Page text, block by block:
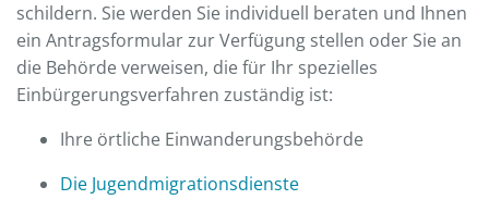
schildern. Sie werden Sie individuell beraten und Ihnen
ein Antragsformular zur Verfügung stellen oder Sie an
die Behörde verweisen, die für Ihr spezielles
Einbürgerungsverfahren zuständig ist:
Ihre örtliche Einwanderungsbehörde
Die Jugendmigrationsdienste